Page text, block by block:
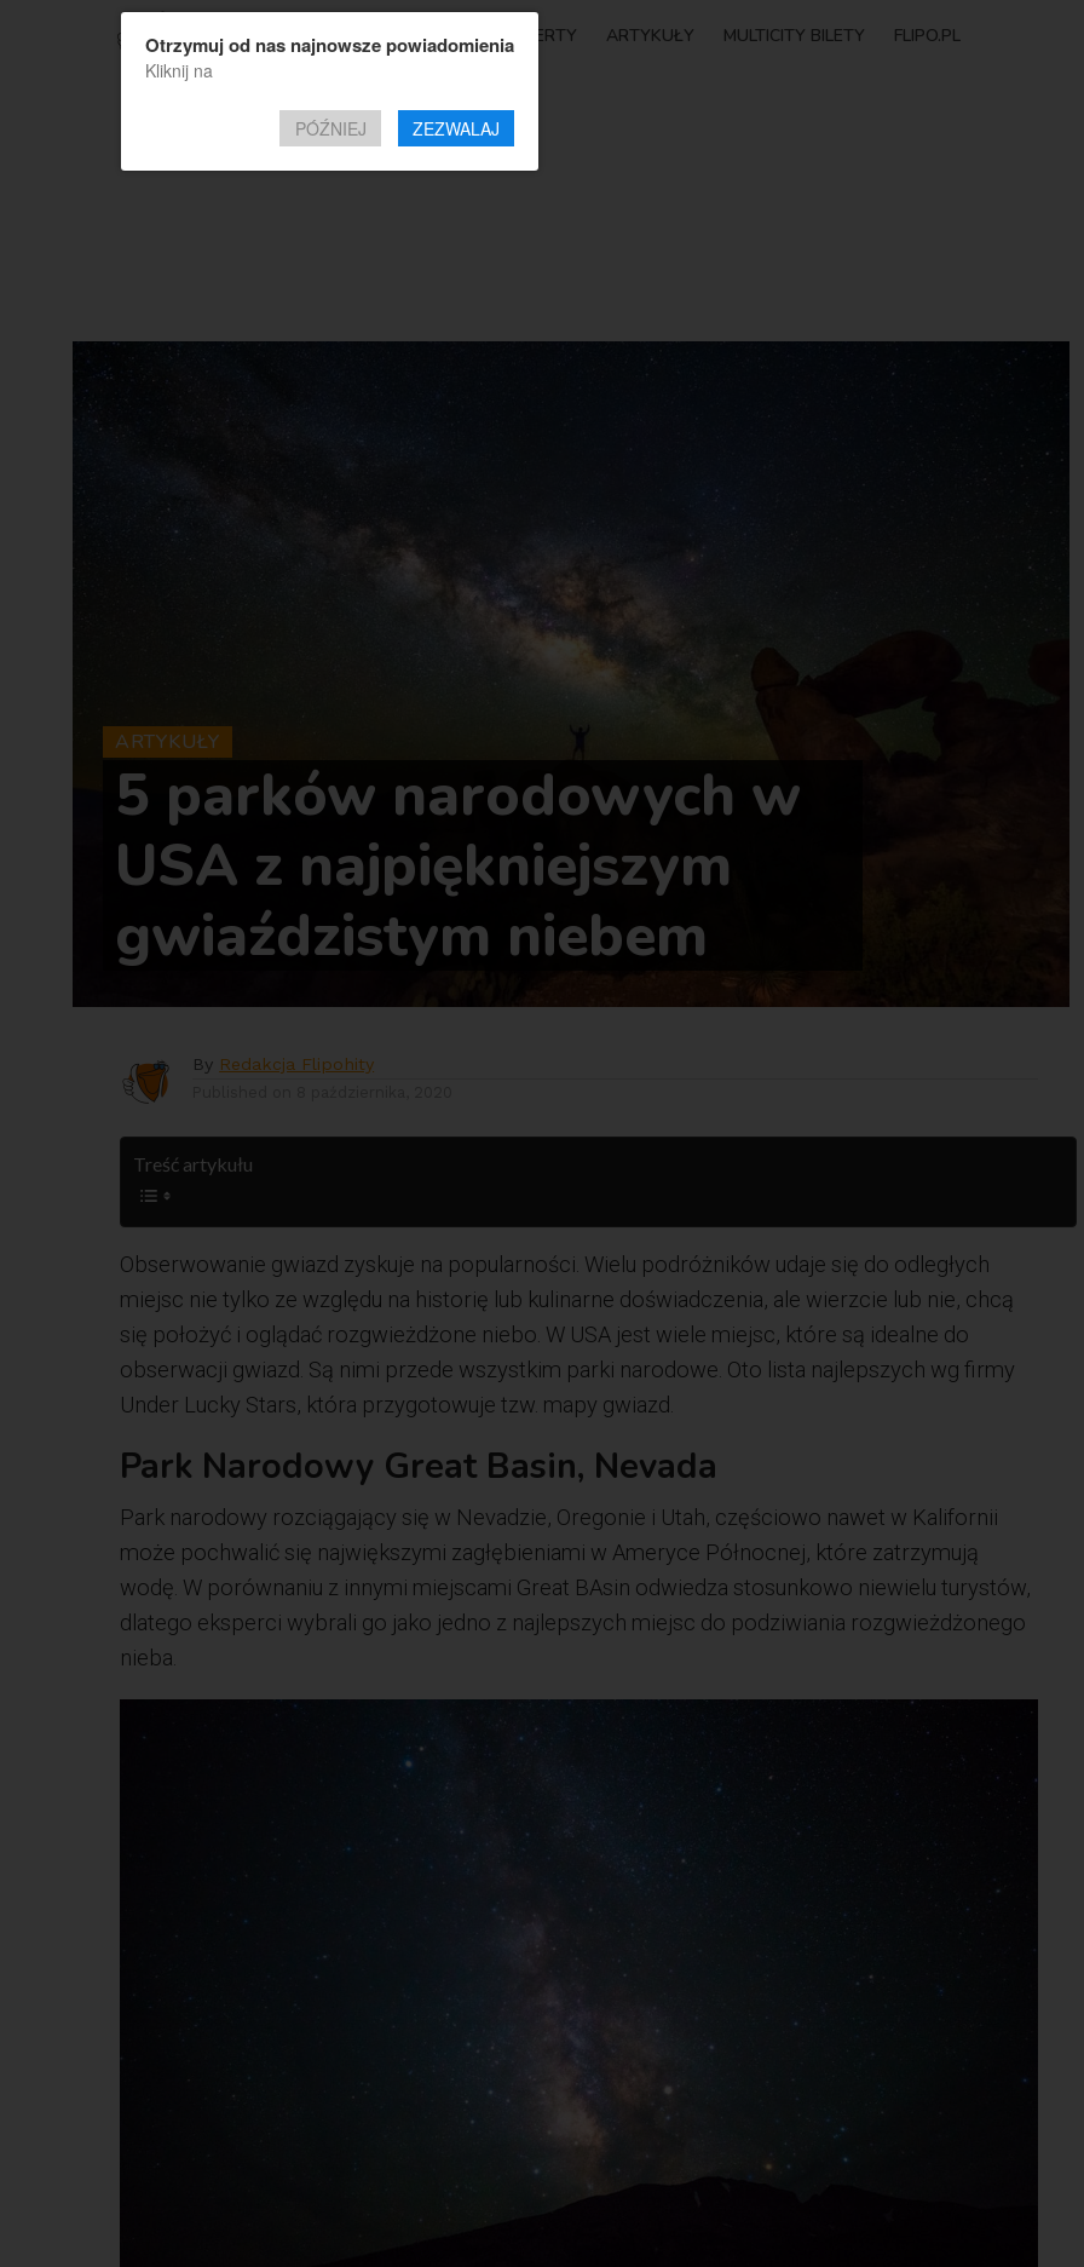
TOP OFERTY ARTYKUŁY MULTICITY BILETY FLIPO.PL
ARTYKUŁY
5 parków narodowych w
USA z najpiękniejszym
gwiaździstym niebem
By Redakcja Flipohity
Treść artykułu
Obserwowanie gwiazd zyskuje na popularności. Wielu podróżników udaje się do odległych
miejsc nie tylko ze względu na historię lub kulinarne doświadczenia, ale wierzcie lub nie, chcą
się położyć i oglądać rozgwieżdżone niebo. W USA jest wiele miejsc, które są idealne do
obserwacji gwiazd. Są nimi przede wszystkim parki narodowe. Oto lista najlepszych wg firmy
Under Lucky Stars, która przygotowuje tzw. mapy gwiazd.
Park Narodowy Great Basin, Nevada
Park narodowy rozciągający się w Nevadzie, Oregonie i Utah, częściowo nawet w Kalifornii
może pochwalić się największymi zagłębieniami w Ameryce Północnej, które zatrzymują
wodę. W porównaniu z innymi miejscami Great BAsin odwiedza stosunkowo niewielu turystów,
dlatego eksperci wybrali go jako jedno z najlepszych miejsc do podziwiania rozgwieżdżonego
nieba.
Otrzymuj od nas najnowsze powiadomienia
Kliknij na
PÓŹNIEJ ZEZWALAJ